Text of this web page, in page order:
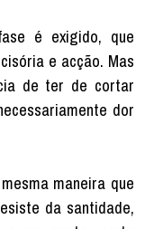
é exigido, que
e acção. Mas
de ter de cortar
dor
maneira que
da santidade,